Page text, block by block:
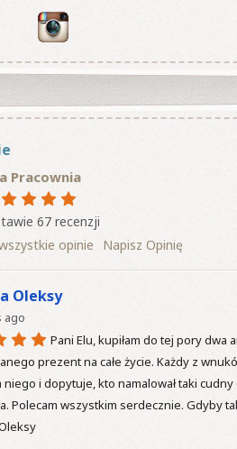
Pracownia
67 recenzji
opinie
Napisz Opinię
Oleksy
ago
Pani Elu, kupiłam do tej pory
prezent na całe życie. Każdy z
niego i dopytuje, kto namalował taki
Polecam wszystkim serdecznie. Gdyby